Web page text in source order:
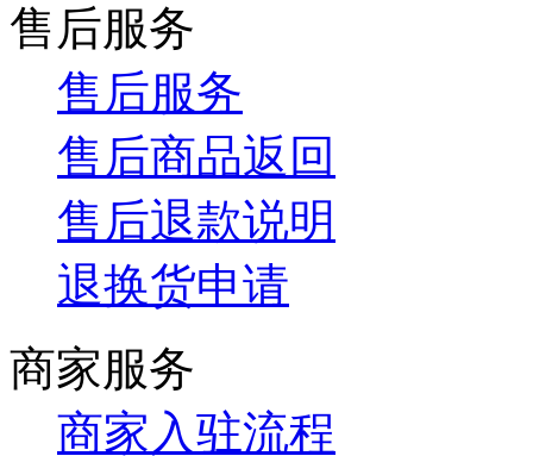
售后服务
售后服务
售后商品返回
售后退款说明
退换货申请
商家服务
商家入驻流程